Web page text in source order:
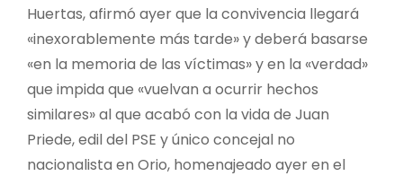
Huertas, afirmó ayer que la convivencia llegará
«inexorablemente más tarde» y deberá basarse
«en la memoria de las víctimas» y en la «verdad»
que impida que «vuelvan a ocurrir hechos
similares» al que acabó con la vida de Juan
Priede, edil del PSE y único concejal no
nacionalista en Orio, homenajeado ayer en el